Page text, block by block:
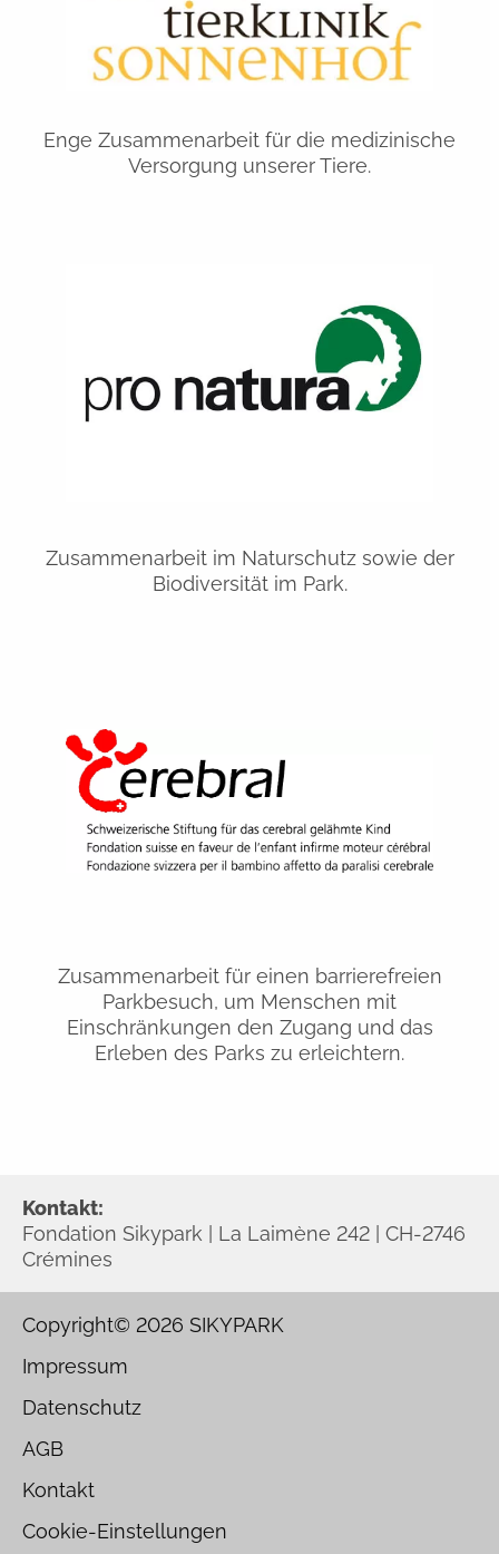
Enge Zusammenarbeit für die medizinische
Versorgung unserer Tiere.
Zusammenarbeit im Naturschutz sowie der
Biodiversität im Park.
Zusammenarbeit für einen barrierefreien
Parkbesuch, um Menschen mit
Einschränkungen den Zugang und das
Erleben des Parks zu erleichtern.
Kontakt:
Fondation Sikypark | La Laimène 242 | CH-2746
Crémines
Copyright© 2026 SIKYPARK
Impressum
Datenschutz
AGB
Kontakt
Cookie-Einstellungen